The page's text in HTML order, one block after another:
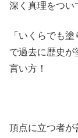
深く真理をつい
「いくらでも
で過去に歴史が
言い方！
頂点に立つ者が